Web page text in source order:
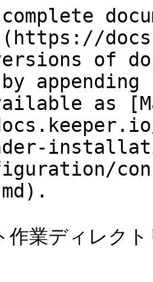
of
as
業ディレクト